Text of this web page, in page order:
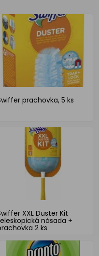
prachovka, 5 ks
XXL Duster Kit
násada +
2 ks